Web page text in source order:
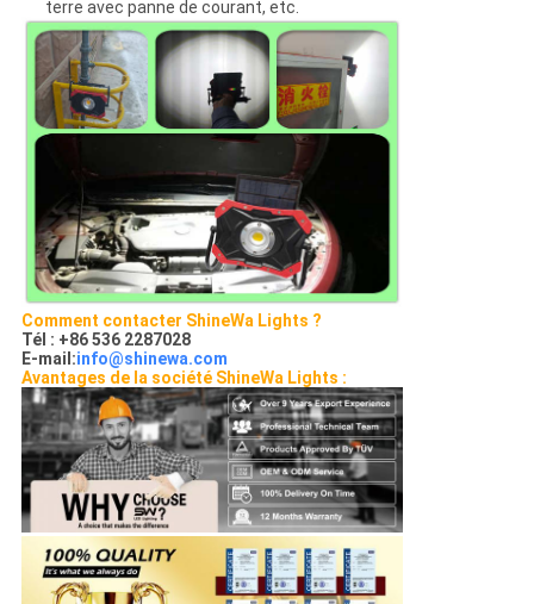
terre avec panne de courant, etc.
Comment contacter ShineWa Lights ?
Tél : +86 536 2287028
E-mail:info@shinewa.com
Avantages de la société ShineWa Lights :